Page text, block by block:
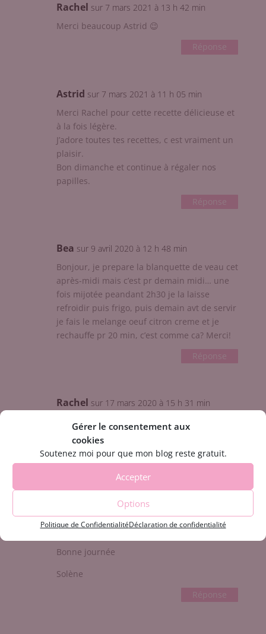
Gérer le consentement aux
cookies
Soutenez moi pour que mon blog reste gratuit.
Accepter
Options
Politique de ConfidentialitéDéclaration de confidentialité
Rachel sur 7 mars 2021 à 13 h 42 min
Merci beaucoup Astrid 😉
Réponse
Astrid sur 7 mars 2021 à 11 h 05 min
Merci Rachel pour cette recette délicieuse et
à la fois légère.
J’adore toutes tes recettes, c est vraiment un
plaisir.
Bon dimanche et continue à régaler nos
papilles.
Réponse
Bea sur 9 avril 2020 à 12 h 48 min
Bonjour, je prepare la blanquette de veau cet
après-midi mais c’est pr demain midi… une
fois mijotée peandant 2h30 je la laisse
refroidir puis frigo, puis demain avt de servir
je fais le melange oeuf citron creme et je
rechauffe pr 20 min, c’est comme ca? Merci!
Réponse
Rachel sur 17 mars 2020 à 15 h 31 min
Merci beaucoup Solène 😉
Bertin sur 13 mars 2020 à 12 h 21 min
Bonjour Rachel,
Recette faite ce jour ! Délicieux ! Merci ☺️😉
Bonne journée
Solène
Réponse